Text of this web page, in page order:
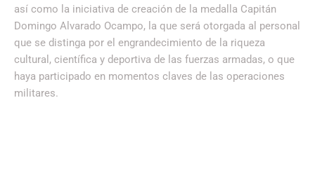
así como la iniciativa de creación de la medalla Capitán
Domingo Alvarado Ocampo, la que será otorgada al personal
que se distinga por el engrandecimiento de la riqueza
cultural, científica y deportiva de las fuerzas armadas, o que
haya participado en momentos claves de las operaciones
militares.